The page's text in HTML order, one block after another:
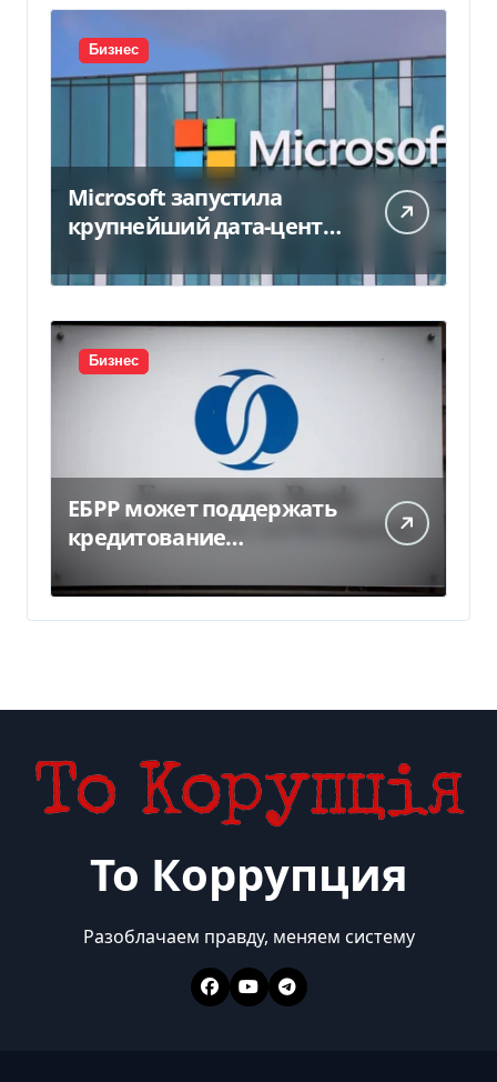
Бизнес
Microsoft запустила
крупнейший дата-центр
миллиарда
Бизнес
ЕБРР может поддержать
кредитование
300 млн евро — Delo.ua
То Коррупция
Разоблачаем правду, меняем систему